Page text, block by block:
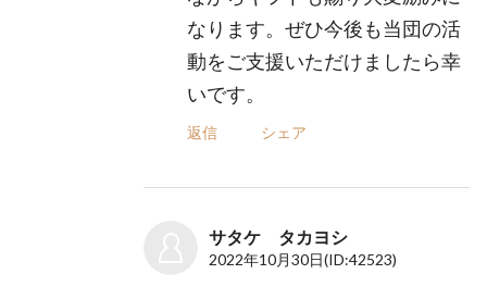
なります。ぜひ今後も当団の活
動をご支援いただけましたら幸
いです。
返信 シェア
サタケ タカヨシ
2022年10月30日(ID:42523)